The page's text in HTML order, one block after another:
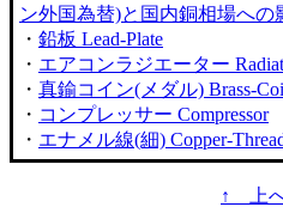
ン外国為替)と国内銅相場への
・ 鉛板 Lead-Plate
・ エアコンラジエーター
・ 真鍮コイン(メダル) Brass-
・ コンプレッサー Compressor
・ エナメル線(細) Copper-
↑ 上